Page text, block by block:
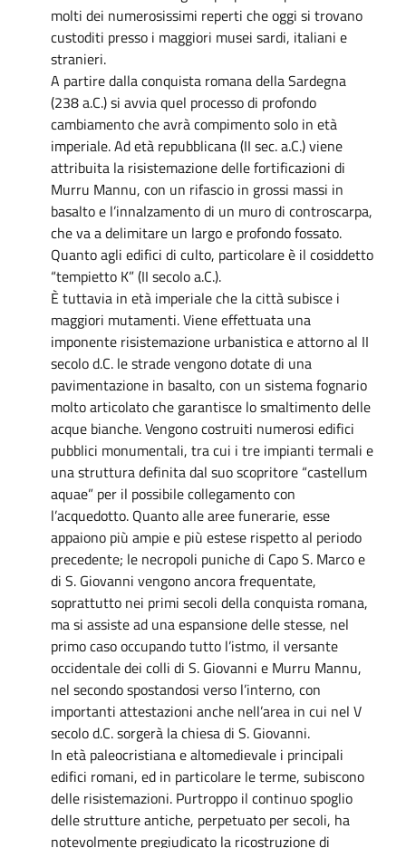
molti dei numerosissimi reperti che oggi si trovano
custoditi presso i maggiori musei sardi, italiani e
stranieri.
A partire dalla conquista romana della Sardegna
(238 a.C.) si avvia quel processo di profondo
cambiamento che avrà compimento solo in età
imperiale. Ad età repubblicana (II sec. a.C.) viene
attribuita la risistemazione delle fortificazioni di
Murru Mannu, con un rifascio in grossi massi in
basalto e l’innalzamento di un muro di controscarpa,
che va a delimitare un largo e profondo fossato.
Quanto agli edifici di culto, particolare è il cosiddetto
“tempietto K” (II secolo a.C.).
È tuttavia in età imperiale che la città subisce i
maggiori mutamenti. Viene effettuata una
imponente risistemazione urbanistica e attorno al II
secolo d.C. le strade vengono dotate di una
pavimentazione in basalto, con un sistema fognario
molto articolato che garantisce lo smaltimento delle
acque bianche. Vengono costruiti numerosi edifici
pubblici monumentali, tra cui i tre impianti termali e
una struttura definita dal suo scopritore “castellum
aquae” per il possibile collegamento con
l’acquedotto. Quanto alle aree funerarie, esse
appaiono più ampie e più estese rispetto al periodo
precedente; le necropoli puniche di Capo S. Marco e
di S. Giovanni vengono ancora frequentate,
soprattutto nei primi secoli della conquista romana,
ma si assiste ad una espansione delle stesse, nel
primo caso occupando tutto l’istmo, il versante
occidentale dei colli di S. Giovanni e Murru Mannu,
nel secondo spostandosi verso l’interno, con
importanti attestazioni anche nell’area in cui nel V
secolo d.C. sorgerà la chiesa di S. Giovanni.
In età paleocristiana e altomedievale i principali
edifici romani, ed in particolare le terme, subiscono
delle risistemazioni. Purtroppo il continuo spoglio
delle strutture antiche, perpetuato per secoli, ha
notevolmente pregiudicato la ricostruzione di